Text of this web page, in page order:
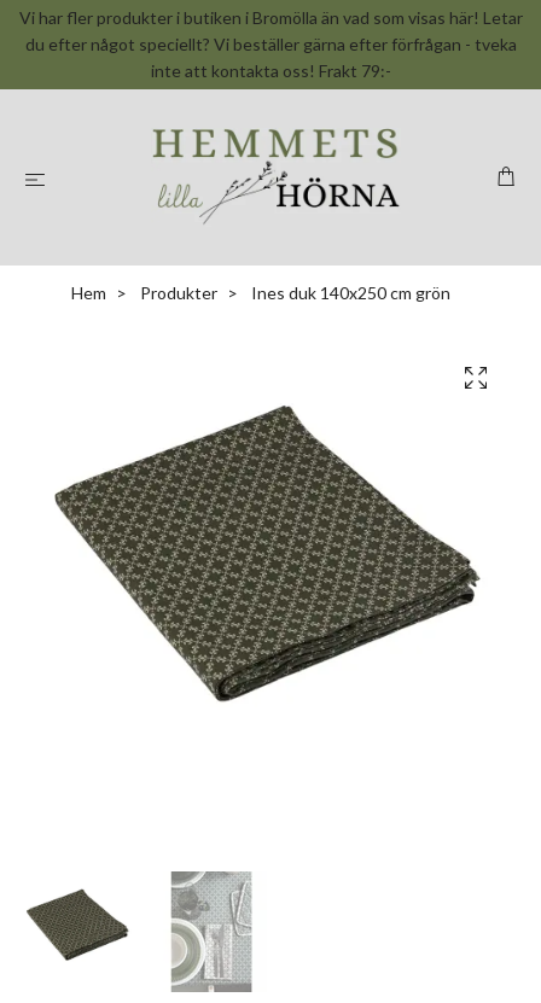
Vi har fler produkter i butiken i Bromölla än vad som visas här! Letar
du efter något speciellt? Vi beställer gärna efter förfrågan - tveka
inte att kontakta oss! Frakt 79:-
Hem Produkter Ines duk 140x250 cm grön